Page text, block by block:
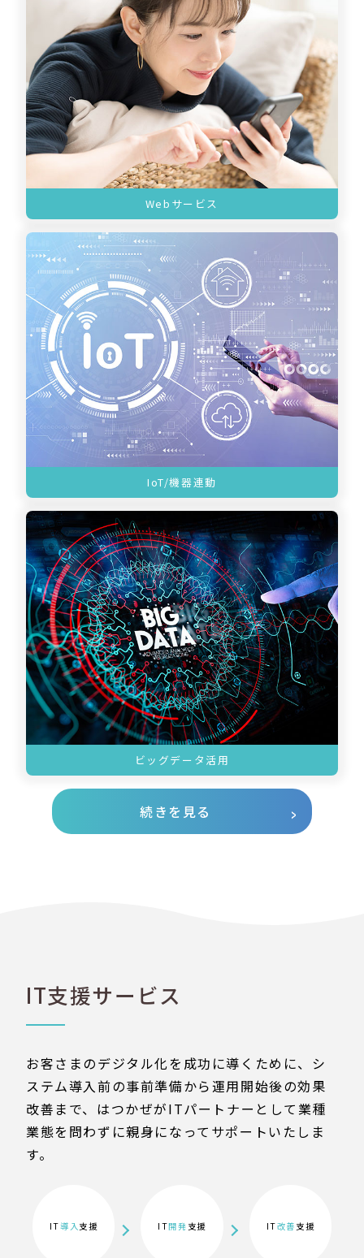
Webサービス
IoT/機器連動
ビッグデータ活用
続きを見る
IT支援サービス
お客さまのデジタル化を成功に導くために、シ
ステム導入前の事前準備から運用開始後の効果
改善まで、はつかぜがITパートナーとして業種
業態を問わずに親身になってサポートいたしま
す。
IT導入 支援 IT開発 支援 IT改善 支援